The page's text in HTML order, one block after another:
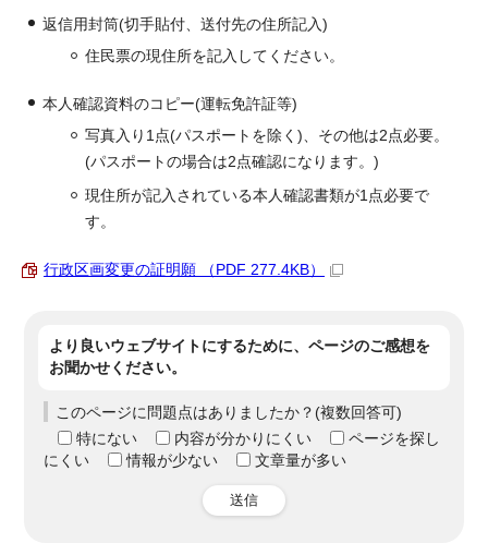
返信用封筒(切手貼付、送付先の住所記入)
住民票の現住所を記入してください。
本人確認資料のコピー(運転免許証等)
写真入り1点(パスポートを除く)、その他は2点必要。
(パスポートの場合は2点確認になります。)
現住所が記入されている本人確認書類が1点必要で
す。
行政区画変更の証明願 （PDF 277.4KB）
より良いウェブサイトにするために、ページのご感想を
お聞かせください。
このページに問題点はありましたか？(複数回答可)
特にない
内容が分かりにくい
ページを探し
にくい
情報が少ない 文章量が多い
送信